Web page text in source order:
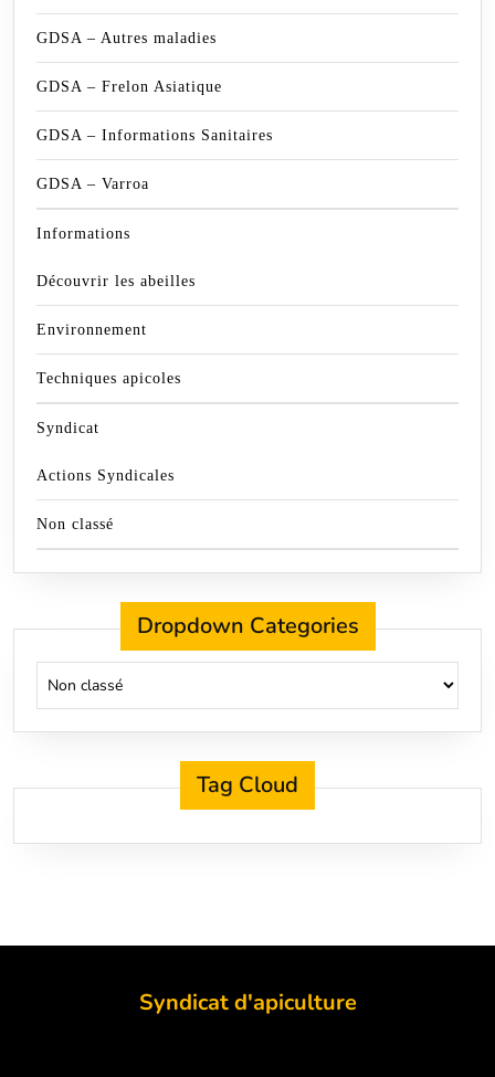
GDSA – Autres maladies
GDSA – Frelon Asiatique
GDSA – Informations Sanitaires
GDSA – Varroa
Informations
Découvrir les abeilles
Environnement
Techniques apicoles
Syndicat
Actions Syndicales
Non classé
Dropdown Categories
Tag Cloud
Syndicat d'apiculture